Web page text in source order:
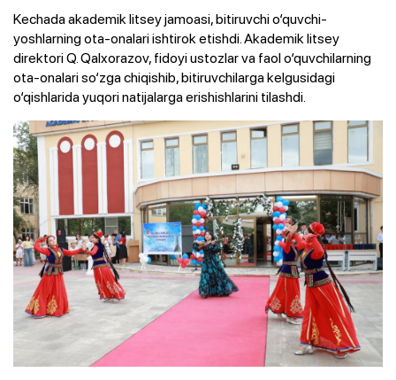
Kechada akademik litsey jamoasi, bitiruvchi o‘quvchi-
yoshlarning ota-onalari ishtirok etishdi. Akademik litsey
direktori Q. Qalxorazov, fidoyi ustozlar va faol o‘quvchilarning
ota-onalari so‘zga chiqishib, bitiruvchilarga kelgusidagi
o‘qishlarida yuqori natijalarga erishishlarini tilashdi.